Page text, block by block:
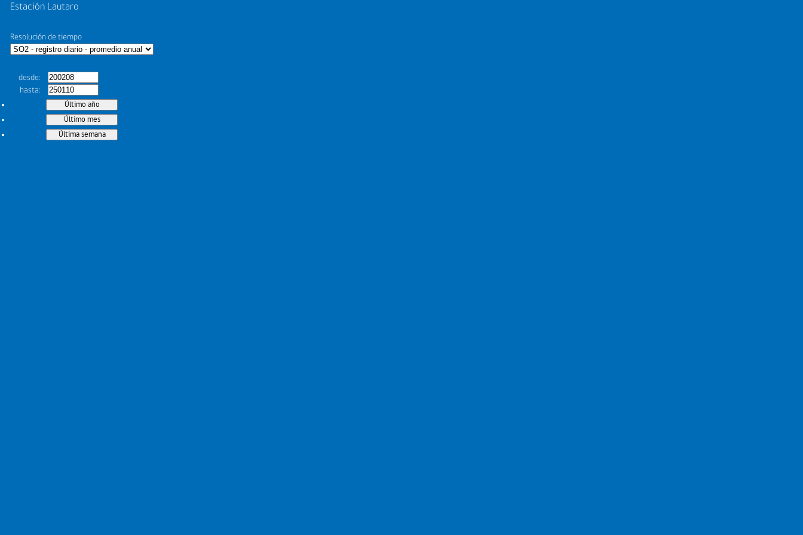
Estación Lautaro
Resolución de tiempo
desde
hasta